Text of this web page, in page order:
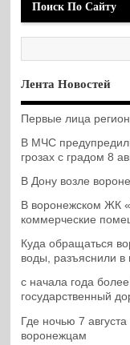
Поиск По Сайту
Лента Новостей
Первые лица
В МЧС
грозах с градом 8
В Дону возле
В воронежском ЖК
коммерческие
Куда обращаться
воды, разъяснили в
с начала года
государственный
Где ночью 7
воронежцам